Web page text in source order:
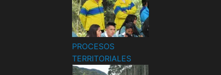
PROCESOS
TERRITORIALES